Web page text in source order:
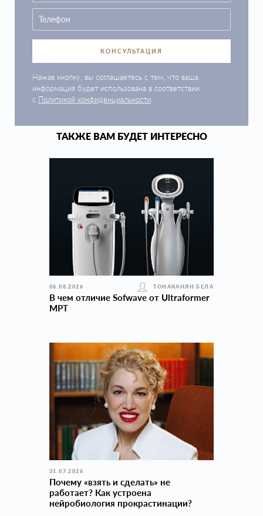
КОНСУЛЬТАЦИЯ
Нажав кнопку, вы соглашаетесь с тем, что ваша
информация будет использована в соответствии
с Политикой конфиденциальности
ТАКЖЕ ВАМ БУДЕТ ИНТЕРЕСНО
06.08.2026 ТОНАКАНЯН БЕЛА
В чем отличие Sofwave от Ultraformer
MPT
31.07.2026
Почему «взять и сделать» не
работает? Как устроена
нейробиология прокраcтинации?